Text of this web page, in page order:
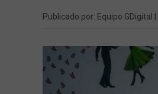
Publicado por: Equipo GDigital |